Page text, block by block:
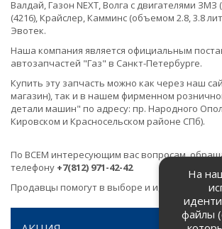
Валдай, Газон NEXT, Волга с двигателями ЗМЗ
(4216), Крайслер, Камминс (объемом 2.8, 3.8
Эвотек.
Наша компания является официальным
автозапчастей "Газ" в Санкт-Петербурге.
Купить эту запчасть можно как через наш
магазин), так и в нашем фирменном
детали машин" по адресу: пр. Народного
Кировском и Красносельском районе СПб).
По ВСЕМ интересующим вас вопросам,
телефону +7(812) 971-42-42
Продавцы помогут в выборе и
На
файлы